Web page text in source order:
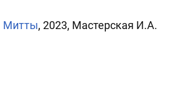
Митты, 2023, Мастерская И.А.